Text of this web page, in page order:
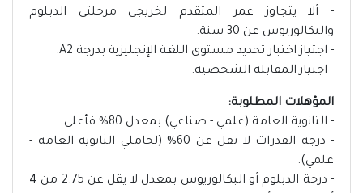
- ألا يتجاوز عمر المتقدم لخريجي مرحلتي الدبلوم
والبكالوريوس عن 30 سنة.
- اجتياز اختبار تحديد مستوى اللغة الإنجليزية بدرجة A2.
- اجتياز المقابلة الشخصية.
المؤهلات المطلوبة:
- الثانوية العامة (علمي - صناعي) بمعدل 80% فأعلى.
- درجة القدرات لا تقل عن 60% (لحاملي الثانوية العامة -
علمي).
- درجة الدبلوم أو البكالوريوس بمعدل لا يقل عن 2.75 من 4